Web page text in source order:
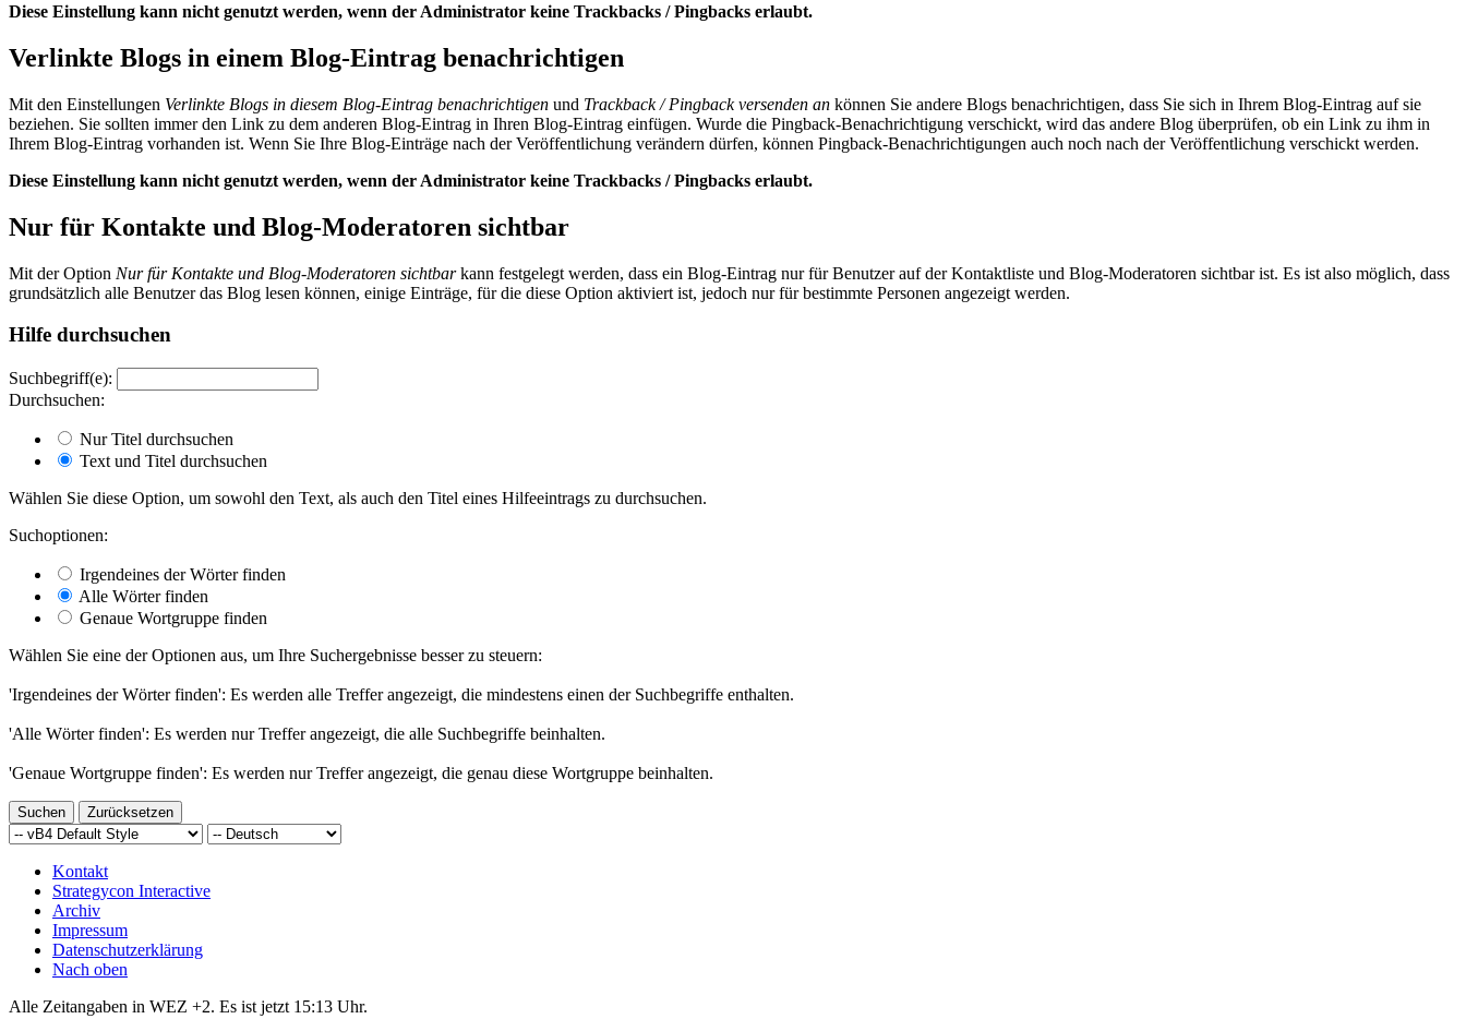
Diese Einstellung kann nicht genutzt werden, wenn der Administrator keine Trackbacks / Pingbacks erlaubt.
Verlinkte Blogs in einem Blog-Eintrag benachrichtigen
Mit den Einstellungen Verlinkte Blogs in diesem Blog-Eintrag benachrichtigen und Trackback / Pingback versenden an können Sie andere Blogs benachrichtigen, dass Sie sich in Ihrem Blog-Eintrag auf sie
beziehen. Sie sollten immer den Link zu dem anderen Blog-Eintrag in Ihren Blog-Eintrag einfügen. Wurde die Pingback-Benachrichtigung verschickt, wird das andere Blog überprüfen, ob ein Link zu ihm in
Ihrem Blog-Eintrag vorhanden ist. Wenn Sie Ihre Blog-Einträge nach der Veröffentlichung verändern dürfen, können Pingback-Benachrichtigungen auch noch nach der Veröffentlichung verschickt werden.
Diese Einstellung kann nicht genutzt werden, wenn der Administrator keine Trackbacks / Pingbacks erlaubt.
Nur für Kontakte und Blog-Moderatoren sichtbar
Mit der Option Nur für Kontakte und Blog-Moderatoren sichtbarkann festgelegt werden, dass ein Blog-Eintrag nur für Benutzer auf der Kontaktliste und Blog-Moderatoren sichtbar ist. Es ist also möglich, dass
grundsätzlich alle Benutzer das Blog lesen können, einige Einträge, für die diese Option aktiviert ist, jedoch nur für bestimmte Personen angezeigt werden.
Hilfe durchsuchen
Suchbegriff(e):
Durchsuchen:
Nur Titel durchsuchen
Text und Titel durchsuchen
Wählen Sie diese Option, um sowohl den Text, als auch den Titel eines Hilfeeintrags zu durchsuchen.
Suchoptionen:
Irgendeines der Wörter finden
Alle Wörter finden
Genaue Wortgruppe finden
Wählen Sie eine der Optionen aus, um Ihre Suchergebnisse besser zu steuern:
'Irgendeines der Wörter finden': Es werden alle Treffer angezeigt, die mindestens einen der Suchbegriffe enthalten.
'Alle Wörter finden': Es werden nur Treffer angezeigt, die alle Suchbegriffe beinhalten.
'Genaue Wortgruppe finden': Es werden nur Treffer angezeigt, die genau diese Wortgruppe beinhalten.
Kontakt
Strategycon Interactive
Archiv
Impressum
Datenschutzerklärung
Nach oben
Alle Zeitangaben in WEZ +2. Es ist jetzt 15:13 Uhr.